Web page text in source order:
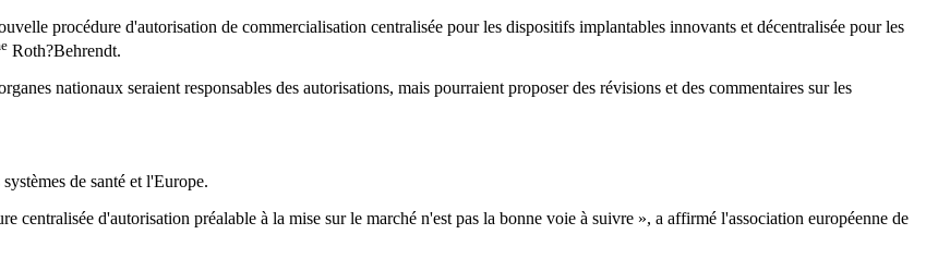
procédure d'autorisation de commercialisation centralisée pour les dispositifs implantables innovants et décentralisée pour les
Roth?Behrendt.
nationaux seraient responsables des autorisations, mais pourraient proposer des révisions et des commentaires sur les
de santé et l'Europe.
centralisée d'autorisation préalable à la mise sur le marché n'est pas la bonne voie à suivre », a affirmé l'association européenne de